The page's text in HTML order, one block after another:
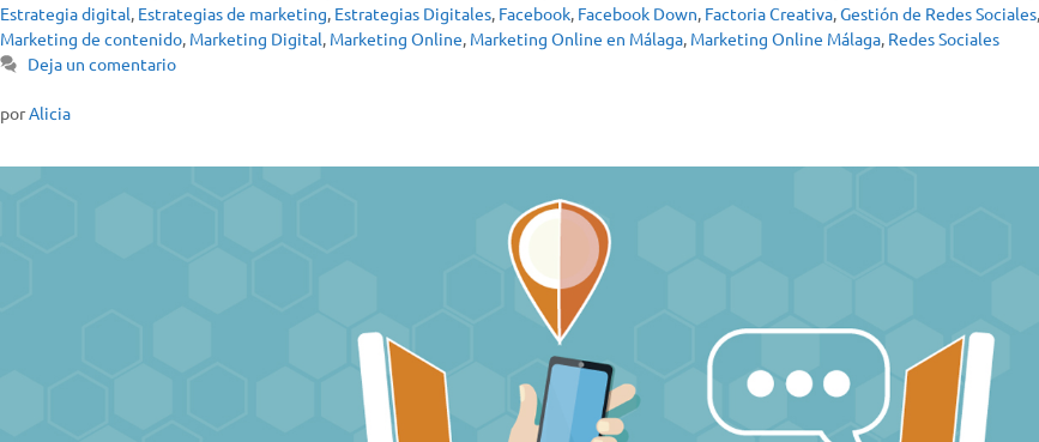
Estrategia digital, Estrategias de marketing, Estrategias Digitales, Facebook, Facebook Down, Factoria Creativa,Gestión de Redes Sociales,
Marketing de contenido, Marketing Digital, Marketing Online, Marketing Online en Málaga, Marketing Online Málaga, Redes Sociales
Deja un comentario
porAlicia